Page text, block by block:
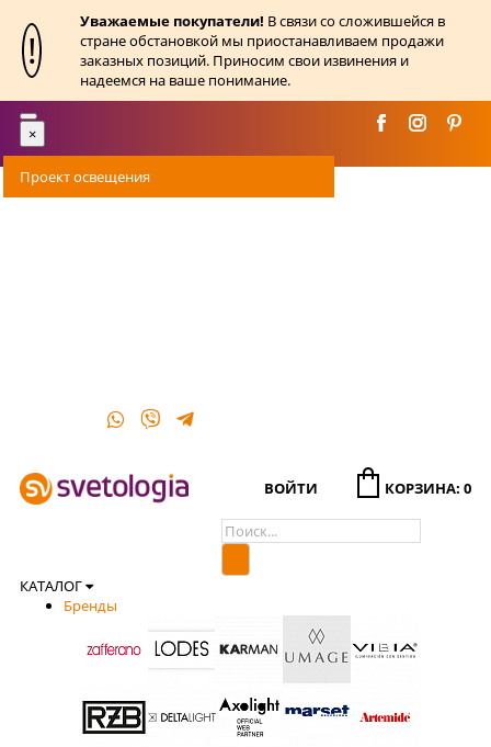
!
Уважаемые покупатели! В связи со сложившейся в
стране обстановкой мы приостанавливаем продажи
заказных позиций. Приносим свои извинения и
надеемся на ваше понимание.
Toggle
navigation
×
Проект освещения
ВОЙТИ КОРЗИНА: 0
КАТАЛОГ
Бренды